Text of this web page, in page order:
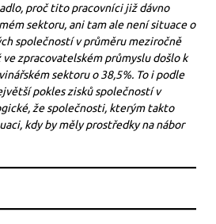
proč tito pracovníci již dávno
sektoru, ani tam ale není situace o
společností v průměru meziročně
zpracovatelském průmyslu došlo k
sektoru o 38,5%. To i podle
pokles zisků společností v
že společnosti, kterým takto
kdy by měly prostředky na nábor